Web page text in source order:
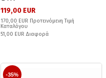
119,00 EUR
170,00 EUR Προτεινόμενη Τιμή
Καταλόγου
51,00 EUR Διαφορά
-35%